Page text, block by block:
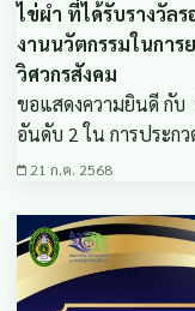
ไข่ผำ ที่ได้รับรางวัล
งานนวัตกรรมในกา
วิศวกรสังคม
ขอแสดงความยินดี กับ
อันดับ 2 ใน การประก
21 ก.ค. 2568